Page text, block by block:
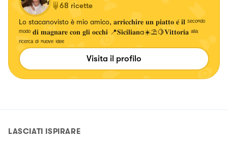
68 ricette
Lo stacanovisto è mio amico, 𝐚𝐫𝐫𝐢𝐜𝐜𝐡𝐢𝐫𝐞 𝐮𝐧 𝐩𝐢𝐚𝐭𝐭𝐨 𝐞́ 𝐢𝐥 ˢᵉᶜᵒⁿᵈᵒ
ᵐᵒᵈᵒ 𝐝𝐢 𝐦𝐚𝐠𝐧𝐚𝐫𝐞 𝐜𝐨𝐧 𝐠𝐥𝐢 𝐨𝐜𝐜𝐡𝐢 📍𝐒𝐢𝐜𝐢𝐥𝐢𝐚𝐧a☀️⛱️🍋𝐕𝐢𝐭𝐭𝐨𝐫𝐢𝐚 ᵃˡˡᵃ
ʳⁱᶜᵉʳᶜᵃ ᵈⁱ ⁿᵘᵒᵛᵉ ⁱᵈᵉᵉ
Visita il profilo
LASCIATI ISPIRARE